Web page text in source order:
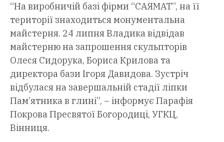
“На виробничій базі фірми “САЯМАТ”, на її
території знаходиться монументальна
майстерня. 24 липня Владика відвідав
майстерню на запрошення скульпторів
Олеся Сидорука, Бориса Крилова та
директора бази Ігоря Давидова. Зустріч
відбулася на завершальній стадії ліпки
Пам’ятника в глині”, – інформує Парафія
Покрова Пресвятої Богородиці, УГКЦ,
Вінниця.